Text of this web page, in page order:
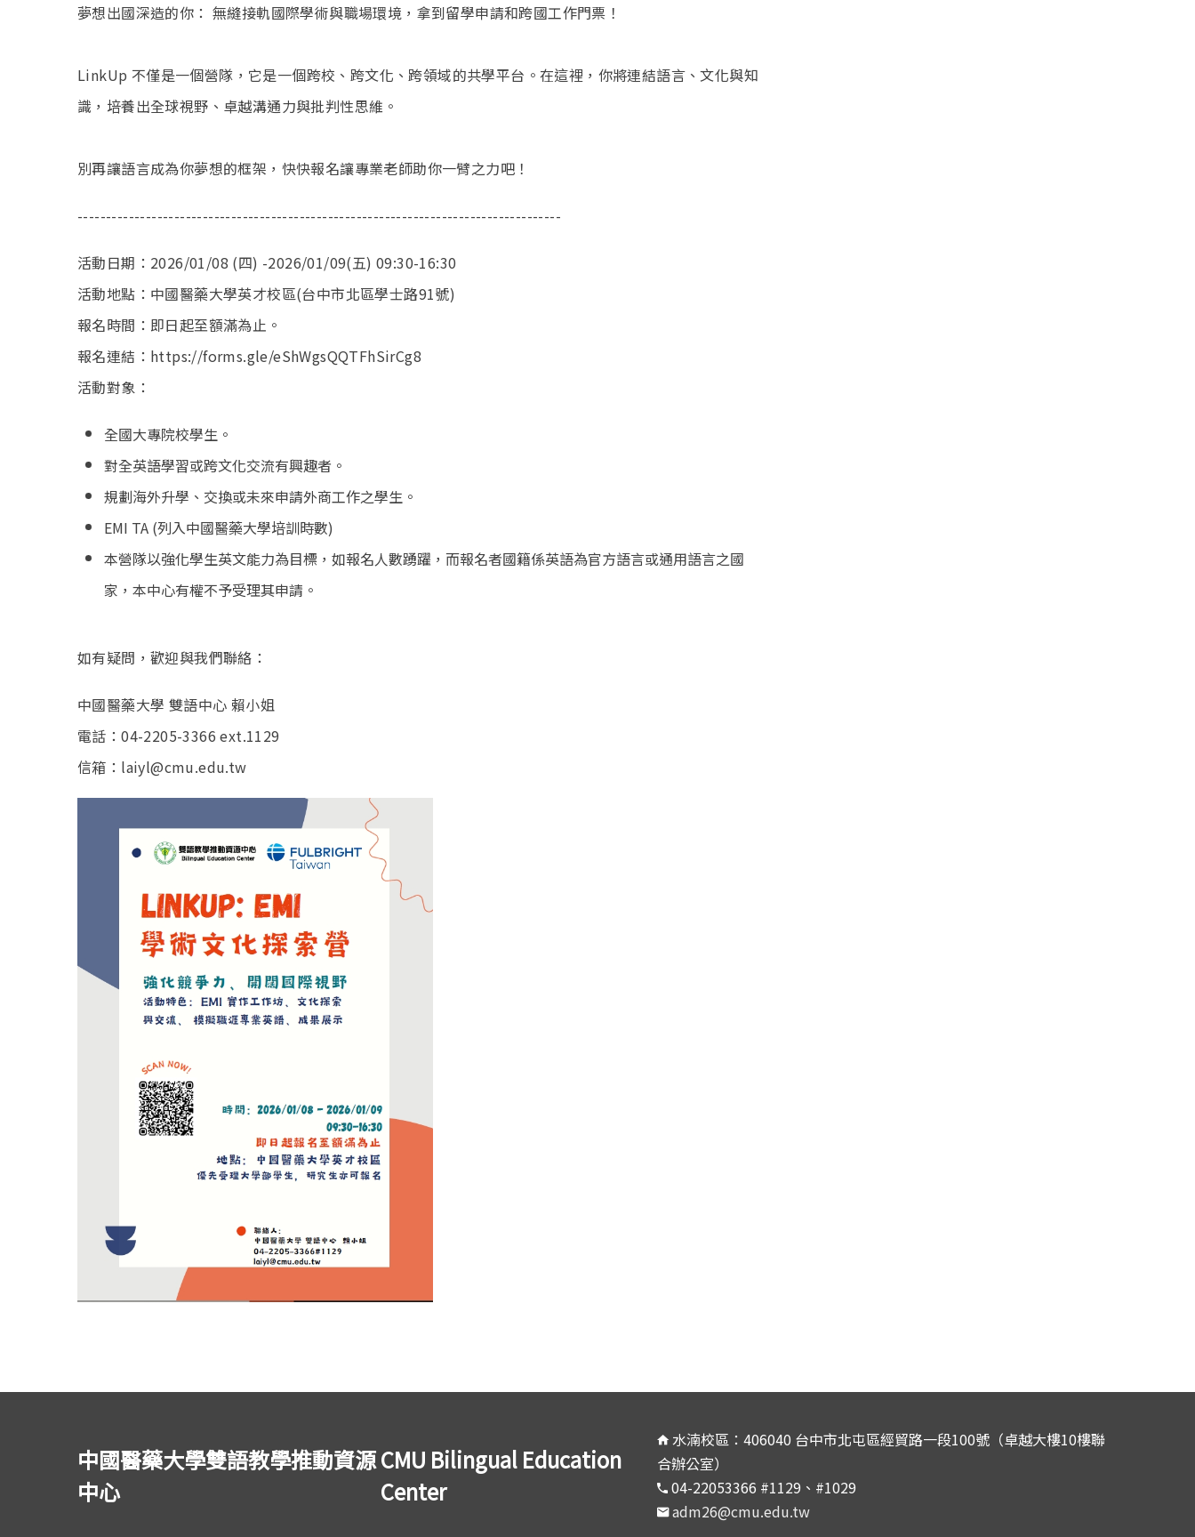
夢想出國深造的你： 無縫接軌國際學術與職場環境，拿到留學申請和跨國工作門票！
LinkUp 不僅是一個營隊，它是一個跨校、跨文化、跨領域的共學平台。在這裡，你將連結語言、文化與知
識，培養出全球視野、卓越溝通力與批判性思維。
別再讓語言成為你夢想的框架，快快報名讓專業老師助你一臂之力吧！
-------------------------------------------------------------------------------------
活動日期：2026/01/08 (四) -2026/01/09(五) 09:30-16:30
活動地點：中國醫藥大學英才校區(台中市北區學士路91號)
報名時間：即日起至額滿為止。
報名連結：https://forms.gle/eShWgsQQTFhSirCg8
活動對象：
全國大專院校學生。
對全英語學習或跨文化交流有興趣者。
規劃海外升學、交換或未來申請外商工作之學生。
EMI TA (列入中國醫藥大學培訓時數)
本營隊以強化學生英文能力為目標，如報名人數踴躍，而報名者國籍係英語為官方語言或通用語言之國
家，本中心有權不予受理其申請。
如有疑問，歡迎與我們聯絡：
中國醫藥大學 雙語中心 賴小姐
電話：04-2205-3366 ext.1129
信箱：laiyl@cmu.edu.tw
中國醫藥大學雙語教學推動資源
中心
CMU Bilingual Education
Center
水湳校區：406040 台中市北屯區經貿路一段100號（卓越大樓10樓聯
合辦公室）
04-22053366 #1129、#1029
adm26@cmu.edu.tw